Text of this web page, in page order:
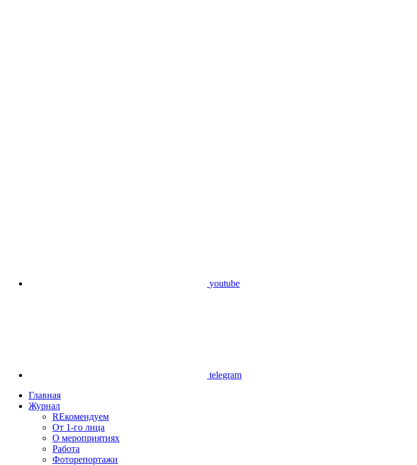
youtube
telegram
Главная
Журнал
REкомендуем
От 1-го лица
О мероприятиях
Работа
Фоторепортажи